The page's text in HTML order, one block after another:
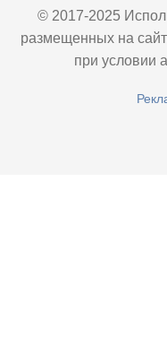
© 2017-2025
размещенных на
при условии